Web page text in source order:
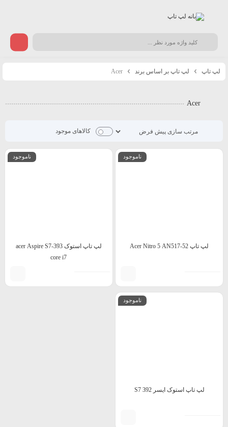
لپ تاپ لپ تاپ بر اساس برند Acer
Acer
کالاهای موجود
ناموجود
لپ تاپ Acer Nitro 5 AN517-52
ناموجود
لپ تاپ استوک acer Aspire S7-393
core i7
ناموجود
لپ تاپ استوک ایسر S7 392